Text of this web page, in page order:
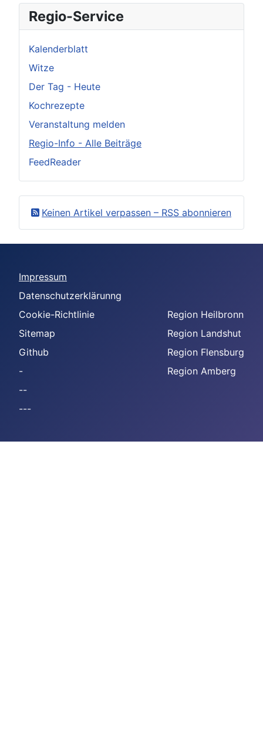
Regio-Service
Kalenderblatt
Witze
Der Tag - Heute
Kochrezepte
Veranstaltung melden
Regio-Info - Alle Beiträge
FeedReader
Keinen Artikel verpassen – RSS abonnieren
Impressum
Datenschutzerklärunng
Cookie-Richtlinie
Sitemap
Github
-
--
---
Region Heilbronn
Region Landshut
Region Flensburg
Region Amberg